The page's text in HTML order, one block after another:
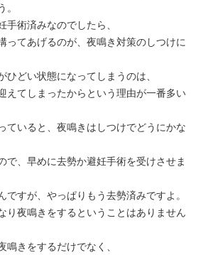
術済みなのでしたら、
ってあげるのが、夜鳴き対策のしつけに
どい状態になってしまうのは、
えてしまったからという理由が一番多い
ていると、夜鳴きはしつけでどうにかな
で、早めに去勢か避妊手術を受けさせま
ですが、やっぱりもう去勢済みですよ。
り夜鳴きをするということはありません
きをするだけでなく、